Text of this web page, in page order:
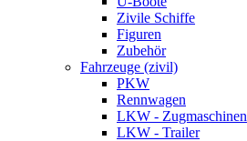
Zivile Schiffe
Figuren
Zubehör
Fahrzeuge (zivil)
PKW
Rennwagen
LKW - Zugmaschinen
LKW - Trailer